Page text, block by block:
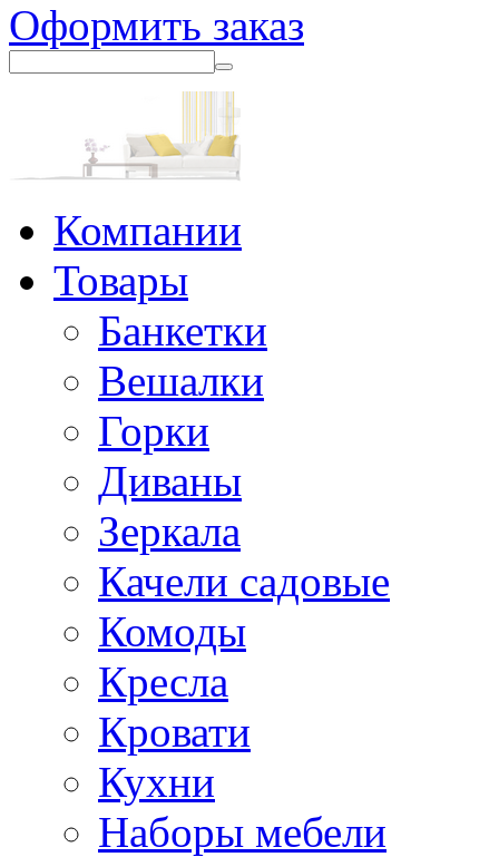
Оформить заказ
Компании
Товары
Банкетки
Вешалки
Горки
Диваны
Зеркала
Качели садовые
Комоды
Кресла
Кровати
Кухни
Наборы мебели